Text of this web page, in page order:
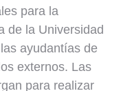
para la
de la Universidad
ayudantías de
externos. Las
para realizar